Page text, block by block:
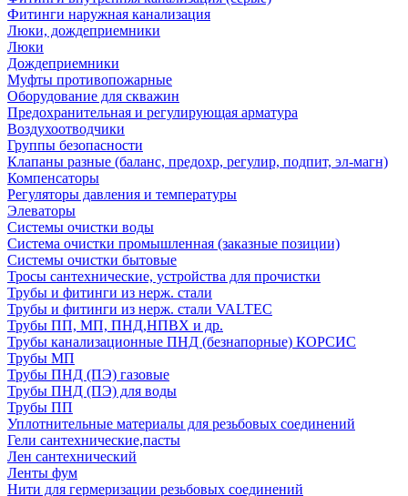
Фитинги наружная канализация
Люки, дождеприемники
Люки
Дождеприемники
Муфты противопожарные
Оборудование для скважин
Предохранительная и регулирующая арматура
Воздухоотводчики
Группы безопасности
Клапаны разные (баланс, предохр, регулир, подпит, эл-магн)
Компенсаторы
Регуляторы давления и температуры
Элеваторы
Системы очистки воды
Система очистки промышленная (заказные позиции)
Системы очистки бытовые
Тросы сантехнические, устройства для прочистки
Трубы и фитинги из нерж. стали
Трубы и фитинги из нерж. стали VALTEC
Трубы ПП, МП, ПНД,НПВХ и др.
Трубы канализационные ПНД (безнапорные) КОРСИС
Трубы МП
Трубы ПНД (ПЭ) газовые
Трубы ПНД (ПЭ) для воды
Трубы ПП
Уплотнительные материалы для резьбовых соединений
Гели сантехнические,пасты
Лен сантехнический
Ленты фум
Нити для гермеризации резьбовых соединений